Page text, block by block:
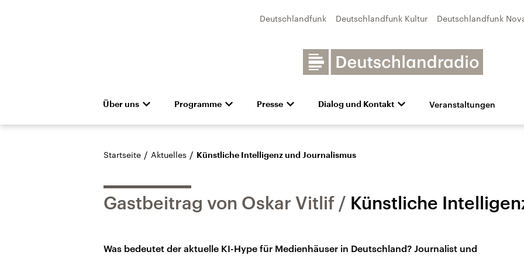
Deutschlandfunk Deutschlandfunk Kultur Deutschlandfunk
Über uns Programme Presse Dialog und Kontakt Veranstaltungen
Startseite / Aktuelles / Künstliche Intelligenz und Journalismus
Gastbeitrag von Oskar Vitlif Künstliche
Was bedeutet der aktuelle KI-Hype für Medienhäuser in Deutschland? Journalist und